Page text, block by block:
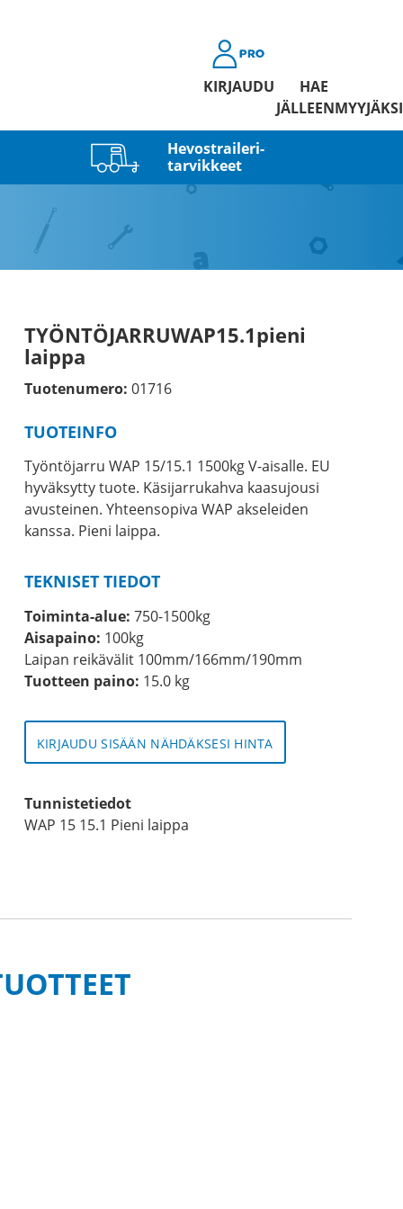
KIRJAUDU
HAE
JÄLLEENMYYJÄKSI
Hevostraileri­
tarvikkeet
TYÖNTÖJARRUWAP15.1pieni
laippa
Tuotenumero: 01716
TUOTEINFO
Työntöjarru WAP 15/15.1 1500kg V-aisalle. EU
hyväksytty tuote. Käsijarrukahva kaasujousi
avusteinen. Yhteensopiva WAP akseleiden
kanssa. Pieni laippa.
TEKNISET TIEDOT
Toiminta-alue: 750-1500kg
Aisapaino: 100kg
Laipan reikävälit 100mm/166mm/190mm
Tuotteen paino: 15.0 kg
KIRJAUDU SISÄÄN NÄHDÄKSESI HINTA
Tunnistetiedot
WAP 15 15.1 Pieni laippa